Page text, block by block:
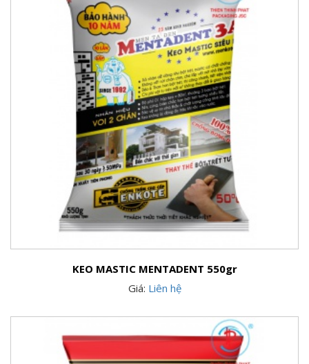
KEO MASTIC MENTADENT 550gr
Giá: Liên hệ